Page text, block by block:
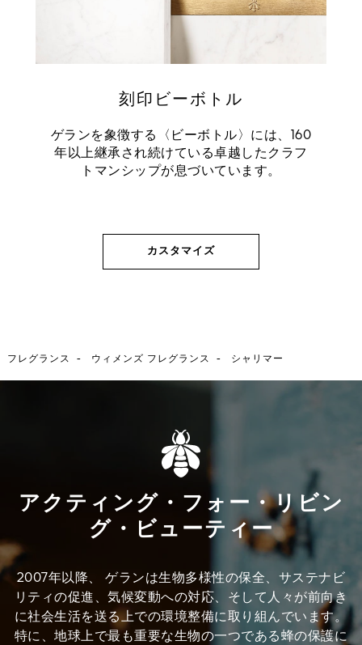
刻印ビーボトル
ゲランを象徴する〈ビーボトル〉には、160
年以上継承され続けている卓越したクラフ
トマンシップが息づいています。
カスタマイズ
フレグランス - ウィメンズ フレグランス - シャリマー
アクティング・フォー・リビン
グ・ビューティー
2007年以降、 ゲランは生物多様性の保全、サステナビ
リティの促進、気候変動への対応、そして人々が前向き
に社会生活を送る上での環境整備に取り組んでいます。
特に、地球上で最も重要な生物の一つである蜂の保護に